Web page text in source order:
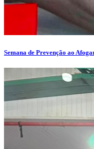
Semana de Prevenção ao